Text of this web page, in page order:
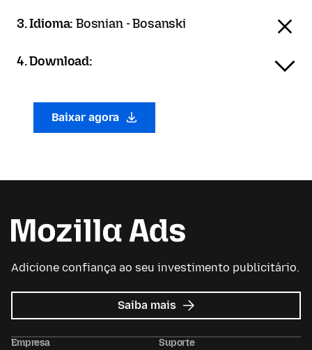
3. Idioma:Bosnian - Bosanski
4. Download:
Baixar agora
Adicione confiança ao seu investimento publicitário.
Saiba mais sobre
Mozilla
Empresa Suporte